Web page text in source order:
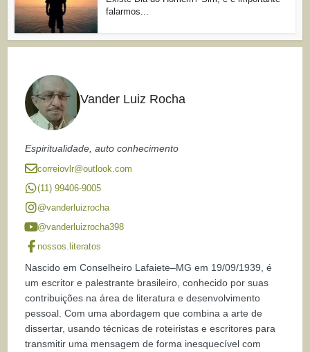
falarmos...
Vander Luiz Rocha
Espiritualidade, auto conhecimento
correiovlr@outlook.com
(11) 99406-9005
@vanderluizrocha
@vanderluizrocha398
nossos.literatos
Nascido em Conselheiro Lafaiete–MG em 19/09/1939, é
um escritor e palestrante brasileiro, conhecido por suas
contribuições na área de literatura e desenvolvimento
pessoal. Com uma abordagem que combina a arte de
dissertar, usando técnicas de roteiristas e escritores para
transmitir uma mensagem de forma inesquecível com